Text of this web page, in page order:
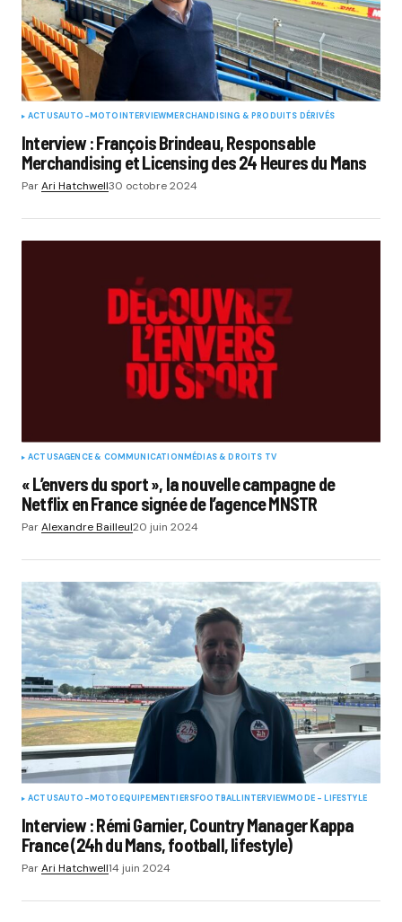
ACTUSAUTO-MOTOINTERVIEWMERCHANDISING & PRODUITS DÉRIVÉS
Interview : François Brindeau, Responsable
Merchandising et Licensing des 24 Heures du Mans
ParAri Hatchwell30 octobre 2024
ACTUSAGENCE & COMMUNICATIONMÉDIAS & DROITS TV
« L’envers du sport », la nouvelle campagne de
Netflix en France signée de l’agence MNSTR
ParAlexandre Bailleul20 juin 2024
ACTUSAUTO-MOTOEQUIPEMENTIERSFOOTBALLINTERVIEWMODE - LIFESTYLE
Interview : Rémi Garnier, Country Manager Kappa
France (24h du Mans, football, lifestyle)
ParAri Hatchwell14 juin 2024